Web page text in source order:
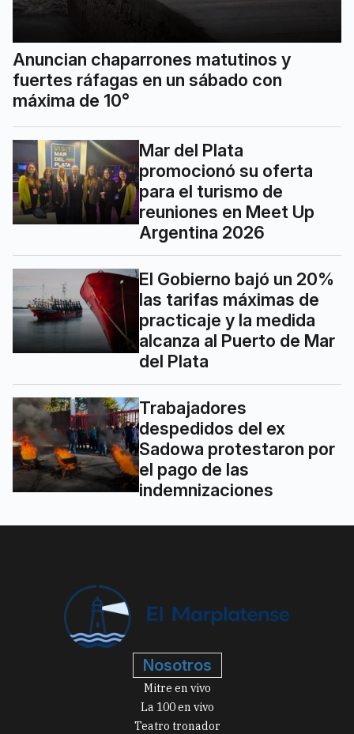
Anuncian chaparrones matutinos y
fuertes ráfagas en un sábado con
máxima de 10°
Mar del Plata
promocionó su oferta
para el turismo de
reuniones en Meet Up
Argentina 2026
El Gobierno bajó un 20%
las tarifas máximas de
practicaje y la medida
alcanza al Puerto de Mar
del Plata
Trabajadores
despedidos del ex
Sadowa protestaron por
el pago de las
indemnizaciones
Nosotros
Mitre en vivo
La 100 en vivo
Teatro tronador